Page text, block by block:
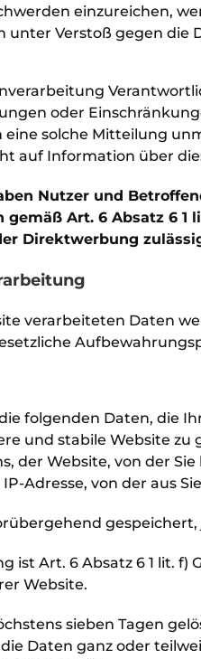
einzureichen,
unter Verstoß gegen
oder
solche Mitteilung
auf Information über
Nutzer und
Art. 6 Absatz 6
Direktwerbung
verarbeiteten Daten
folgenden Daten, die
und stabile Website
der Website, von der
Adresse, von der aus
ist Art. 6 Absatz 6 1 lit.
Website.
sieben Tagen
Daten ganz oder